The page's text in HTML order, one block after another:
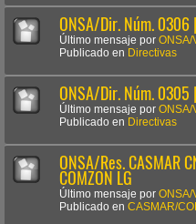
ONSA/Dir. Núm.
Último mensaje por ONSA/
Publicado en Directivas
ONSA/Dir. Núm. 0305
Último mensaje por ONSA/
Publicado en Directivas
ONSA/Res. CASMAR
COMZON LG
Último mensaje por ONSA/
Publicado en CASMAR/